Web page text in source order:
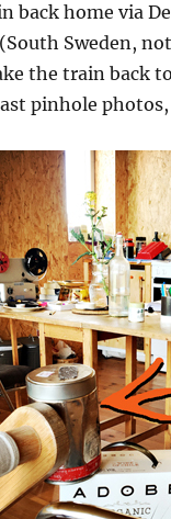
back home via
Sweden,
the train back
pinhole